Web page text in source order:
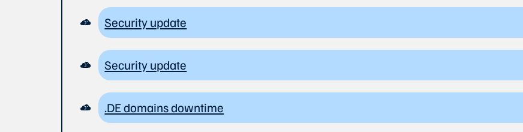
Security update
Security update
.DE domains downtime